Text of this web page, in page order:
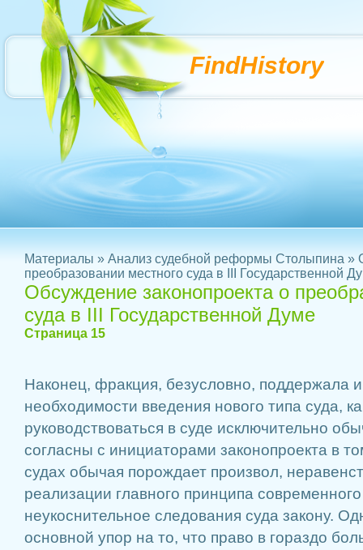
FindHistory
Материалы » Анализ судебной реформы Столыпина »
преобразовании местного суда в III Государственной
Обсуждение законопроекта о
суда в III Государственной Думе
Страница 15
Наконец, фракция, безусловно, поддержала
необходимости введения нового типа суда,
руководствоваться в суде исключительно
согласны с инициаторами законопроекта в
судах обычая порождает произвол,
реализации главного принципа
неукоснительное следования суда закону.
основной упор на то, что право в гораздо